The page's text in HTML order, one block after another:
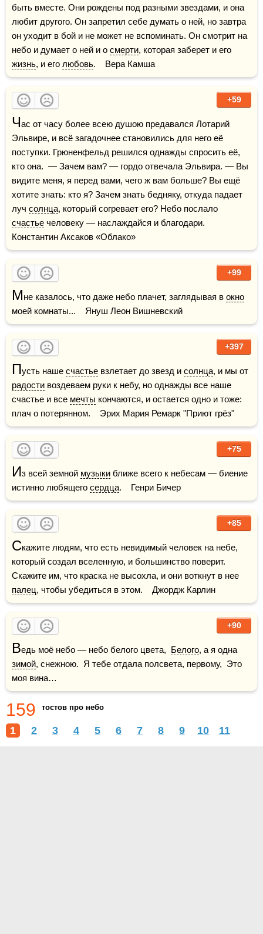
быть вместе. Они рождены под разными звездами, и она
любит другого. Он запретил себе думать о ней, но завтра
он уходит в бой и не может не вспоминать. Он смотрит на
небо и думает о ней и о смерти
жизнь, и его любовь.    Вера Камша
+59
Час от часу более всею душою предавался Лотарий
Эльвире, и всё загадочнее становились для него её
поступки. Грюненфельд решился однажды спросить её,
кто она.  — Зачем вам? — гордо отвечала Эльвира. — Вы
видите меня, я перед вами, чего ж вам больше? Вы ещё
хотите знать: кто я? Зачем знать бедняку, откуда падает
луч солнца
счастье человеку — наслаждайся и благодари.
Константин Аксаков «Облако»
+99
Мне казалось, что даже небо плачет, заглядывая в окно
моей комнаты...    Януш Леон Вишневский
+397
Пусть наше счастье взлетает до звезд и солнца
радости воздеваем руки к небу, но однажды все наше
счастье и все мечты кончаются, и остается одно и тоже:
плач о потерянном.    Эрих Мария Ремарк "Приют грёз"
+75
Из всей земной музыки ближе всего к небесам — биение
истинно любящего сердца.    Генри Бичер
+85
Скажите людям, что есть невидимый человек на небе,
который создал вселенную, и большинство поверит.
палец, чтобы убедиться в этом.    Джордж Карлин
+90
Ведь моё небо — небо белого цвета, Белого
зимой, снежною.  Я тебе отдала полсвета, первому,  Это
моя вина…
159 тостов про небо
1 2 3 4 5 6 7 8 9 10 11